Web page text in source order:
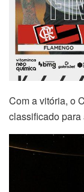
Com a vitória, o
classificado para